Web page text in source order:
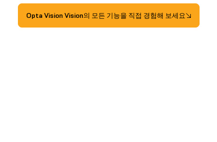
Opta Vision Vision의 모든 기능을 직접 경험해 보세요